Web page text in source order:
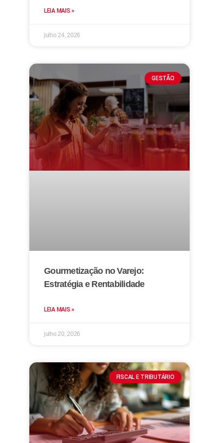
LEIA MAIS »
julho 24, 2026
GESTÃO
Gourmetização no Varejo:
Estratégia e Rentabilidade
LEIA MAIS »
julho 20, 2026
FISCAL E TRIBUTÁRIO